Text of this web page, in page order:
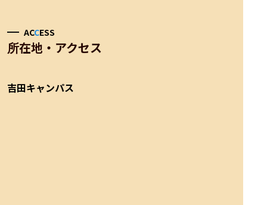
ACCESS
所在地・アクセス
吉田キャンパス